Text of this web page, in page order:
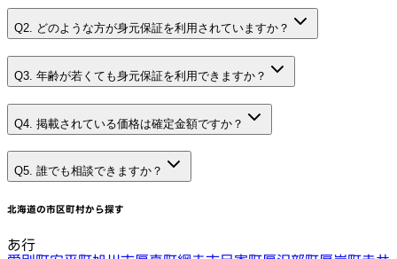
Q2. どのような方が身元保証を利用されていますか？
Q3. 年齢が若くても身元保証を利用できますか？
Q4. 掲載されている価格は確定金額ですか？
Q5. 誰でも相談できますか？
北海道の市区町村から探す
あ行